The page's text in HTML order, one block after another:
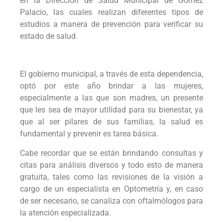
Palacio, las cuales realizan diferentes tipos de
estudios a manera de prevención para verificar su
estado de salud.
El gobierno municipal, a través de esta dependencia,
optó por este año brindar a las mujeres,
especialmente a las que son madres, un presente
que les sea de mayor utilidad para su bienestar, ya
que al ser pilares de sus familias, la salud es
fundamental y prevenir es tarea básica.
Cabe recordar que se están brindando consultas y
citas para análisis diversos y todo esto de manera
gratuita, tales como las revisiones de la visión a
cargo de un especialista en Optometría y, en caso
de ser necesario, se canaliza con oftalmólogos para
la atención especializada.